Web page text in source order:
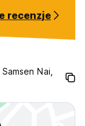
the same trash
much better for
recenzje
Nai,